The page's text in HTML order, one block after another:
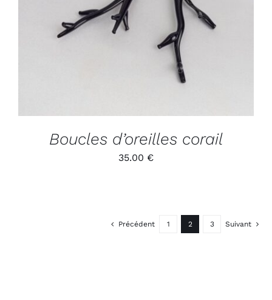
Boucles d’oreilles corail
35.00 €
Précédent 1 2 3 Suivant